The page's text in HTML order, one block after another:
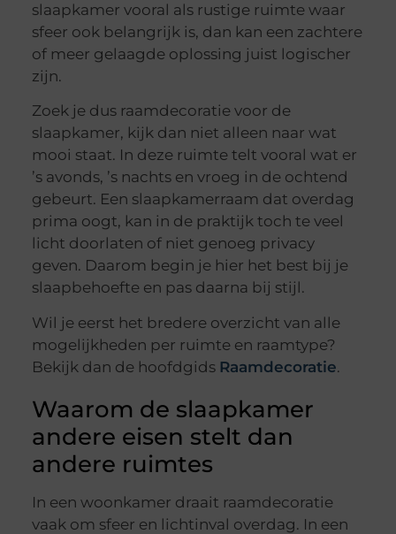
slaapkamer vooral als rustige ruimte waar
sfeer ook belangrijk is, dan kan een zachtere
of meer gelaagde oplossing juist logischer
zijn.
Zoek je dus raamdecoratie voor de
slaapkamer, kijk dan niet alleen naar wat
mooi staat. In deze ruimte telt vooral wat er
’s avonds, ’s nachts en vroeg in de ochtend
gebeurt. Een slaapkamerraam dat overdag
prima oogt, kan in de praktijk toch te veel
licht doorlaten of niet genoeg privacy
geven. Daarom begin je hier het best bij je
slaapbehoefte en pas daarna bij stijl.
Wil je eerst het bredere overzicht van alle
mogelijkheden per ruimte en raamtype?
Bekijk dan de hoofdgids Raamdecoratie.
Waarom de slaapkamer
andere eisen stelt dan
andere ruimtes
In een woonkamer draait raamdecoratie
vaak om sfeer en lichtinval overdag. In een